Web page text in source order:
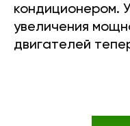
кондиционером.
увеличения
двигателей